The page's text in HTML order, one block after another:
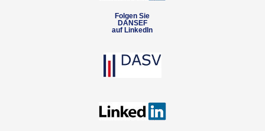
Folgen Sie
DANSEF
auf LinkedIn